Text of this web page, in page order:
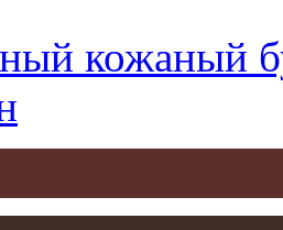
кожаный